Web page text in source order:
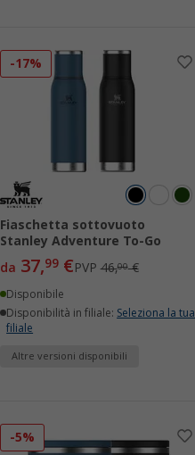
-17%
Fiaschetta sottovuoto
Stanley Adventure To-Go
da 37,99€PVP46,00€
Disponibile
Disponibilità in filiale: Seleziona la tua
filiale
Altre versioni disponibili
-5%